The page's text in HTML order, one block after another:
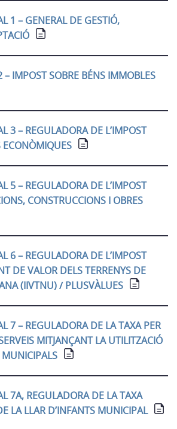
1 – GENERAL DE GESTIÓ,
– IMPOST SOBRE BÉNS IMMOBLES
3 – REGULADORA DE L’IMPOST
ECONÒMIQUES
5 – REGULADORA DE L’IMPOST
CONSTRUCCIONS I OBRES
6 – REGULADORA DE L’IMPOST
DE VALOR DELS TERRENYS DE
(IIVTNU) / PLUSVÀLUES
7 – REGULADORA DE LA TAXA PER
MITJANÇANT LA UTILITZACIÓ
MUNICIPALS
7A, REGULADORA DE LA TAXA
LA LLAR D’INFANTS MUNICIPAL